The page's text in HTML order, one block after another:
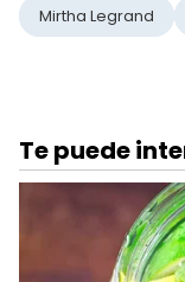
Mirtha Legrand